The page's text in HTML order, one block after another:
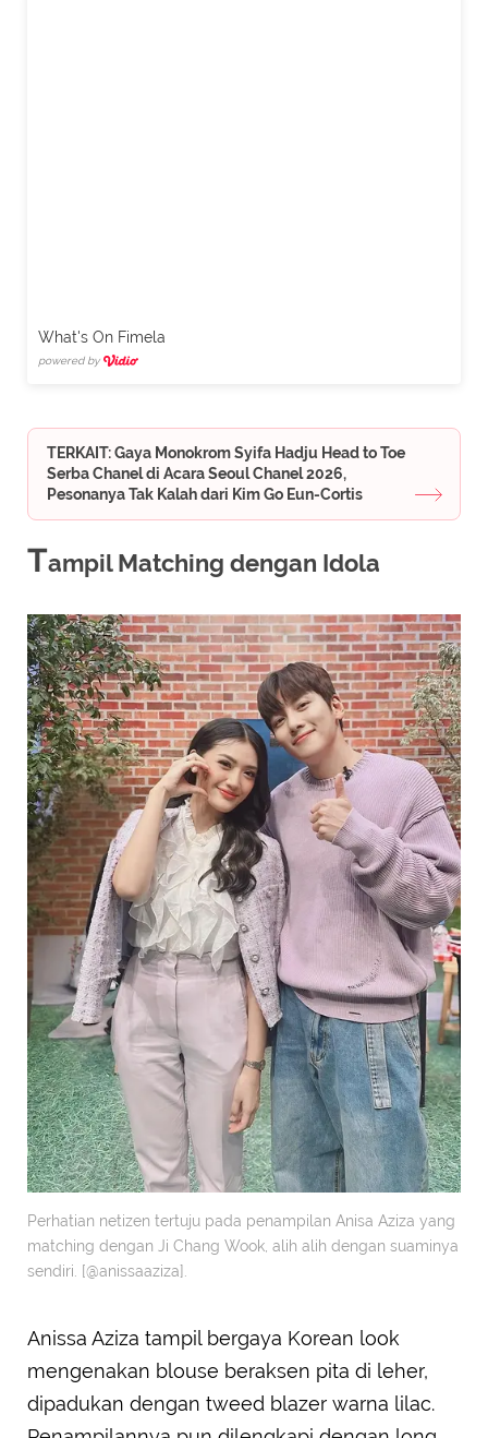
What's On Fimela
powered by
TERKAIT: Gaya Monokrom Syifa Hadju Head to Toe
Serba Chanel di Acara Seoul Chanel 2026,
Pesonanya Tak Kalah dari Kim Go Eun-Cortis
Tampil Matching dengan Idola
Perhatian netizen tertuju pada penampilan Anisa Aziza yang
matching dengan Ji Chang Wook, alih alih dengan suaminya
sendiri. [@anissaaziza].
Anissa Aziza tampil bergaya Korean look
mengenakan blouse beraksen pita di leher,
dipadukan dengan tweed blazer warna lilac.